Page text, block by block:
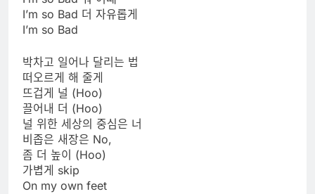
I’m so Bad 더 자유롭게
I’m so Bad
박차고 일어나 달리는 법
떠오르게 해 줄게
뜨겁게 널 (Hoo)
끌어내 더 (Hoo)
널 위한 세상의 중심은 너
비좁은 새장은 No,
좀 더 높이 (Hoo)
가볍게 skip
On my own feet